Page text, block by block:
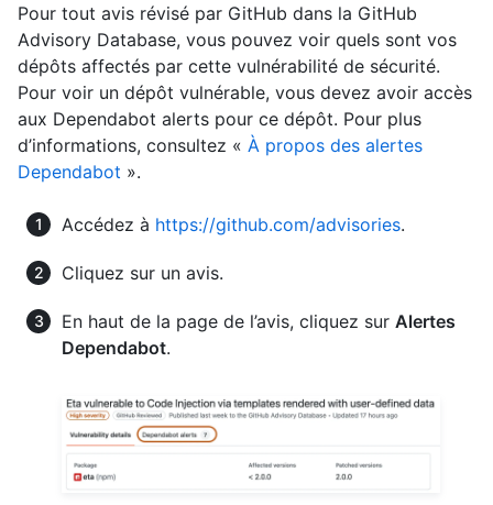
Pour tout avis révisé par GitHub dans la GitHub
Advisory Database, vous pouvez voir quels sont vos
dépôts affectés par cette vulnérabilité de sécurité.
Pour voir un dépôt vulnérable, vous devez avoir accès
aux Dependabot alerts pour ce dépôt. Pour plus
d’informations, consultez « À propos des alertes
Dependabot ».
Accédez à https://github.com/advisories.
Cliquez sur un avis.
En haut de la page de l’avis, cliquez sur Alertes
Dependabot.